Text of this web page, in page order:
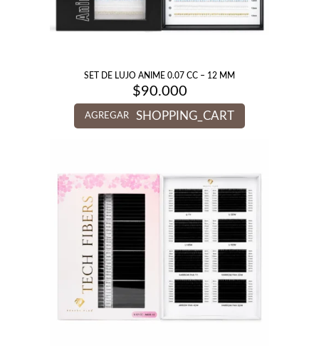
SET DE LUJO ANIME 0.07 CC – 12 MM
$90.000
AGREGAR SHOPPING_CART